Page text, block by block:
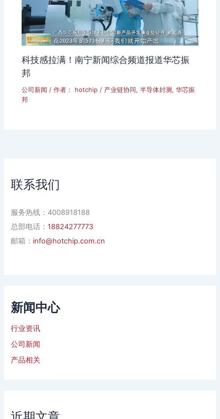
科技感拉满！南宁新闻综合频道报道华芯振
邦
公司新闻 / 作者： hotchip / 产业链协同,半导体封测,华芯振
邦
联系我们
服务热线：4008918188
总部电话：18824277773
邮箱： info@hotchip.com.cn
新闻中心
行业资讯
公司新闻
产品相关